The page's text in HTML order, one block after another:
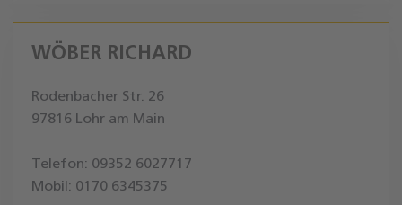
WÖBER RICHARD
Rodenbacher Str. 26
97816 Lohr am Main
Telefon: 09352 6027717
Mobil: 0170 6345375